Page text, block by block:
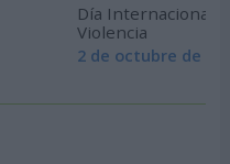
Día Internacional
Violencia
2 de octubre de